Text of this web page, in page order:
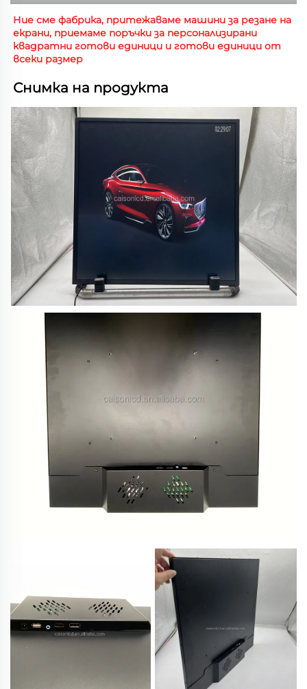
Ние сме фабрика, притежаваме машини за резане на
екрани, приемаме поръчки за персонализирани
квадратни готови единици и готови единици от
всеки размер
Снимка на продукта